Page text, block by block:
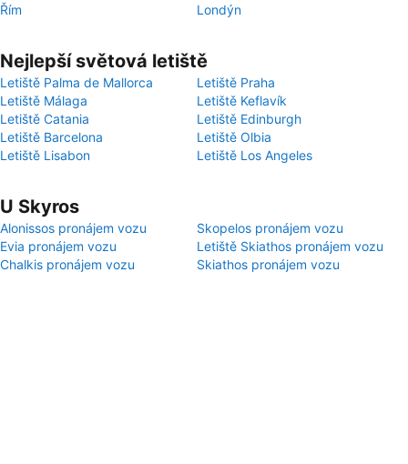
Řím
Londýn
Nejlepší světová letiště
Letiště Palma de Mallorca
Letiště Praha
Letiště Málaga
Letiště Keflavík
Letiště Catania
Letiště Edinburgh
Letiště Barcelona
Letiště Olbia
Letiště Lisabon
Letiště Los Angeles
U Skyros
Alonissos pronájem vozu
Skopelos pronájem vozu
Evia pronájem vozu
Letiště Skiathos pronájem vozu
Chalkis pronájem vozu
Skiathos pronájem vozu